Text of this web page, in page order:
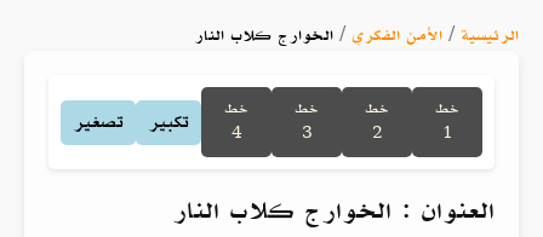
الرئيسية / الأمن الفكري/ الخوارج كلاب النار
خط
1
خط
2
خط
3
خط
4
تكبير تصغير
العنوان : الخوارج كلاب النار